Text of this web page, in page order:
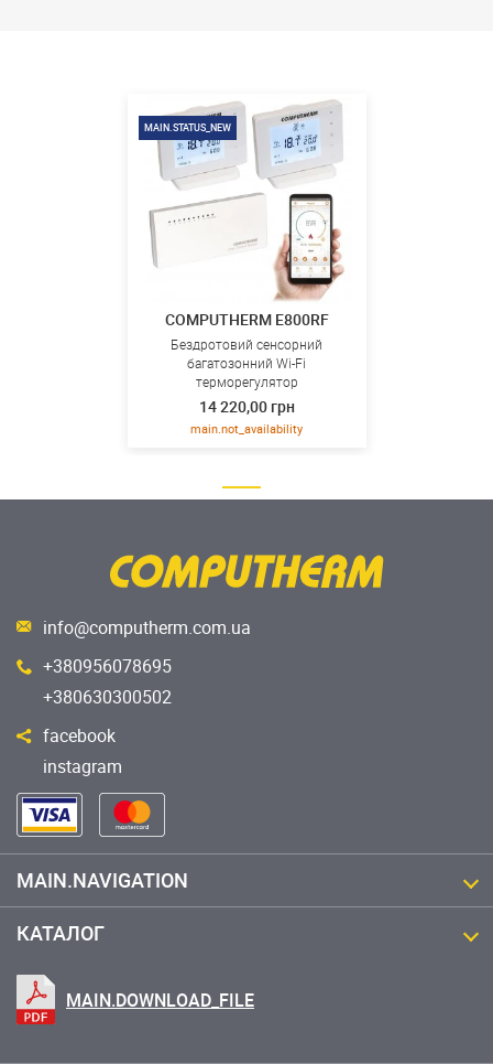
MAIN.STATUS_NEW
COMPUTHERM E800RF
Бездротовий сенсорний
багатозонний Wi-Fi
терморегулятор
14 220,00 грн
main.not_availability
info@computherm.com.ua
+380956078695
+380630300502
facebook
instagram
MAIN.NAVIGATION
КАТАЛОГ
MAIN.DOWNLOAD_FILE